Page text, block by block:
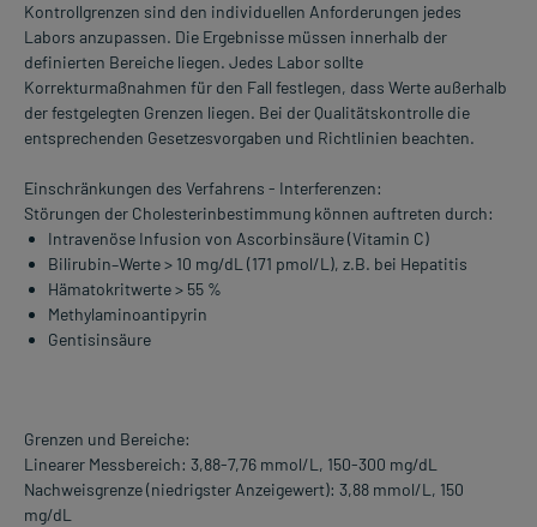
Kontrollgrenzen sind den individuellen Anforderungen jedes
Labors anzupassen. Die Ergebnisse müssen innerhalb der
definierten Bereiche liegen. Jedes Labor sollte
Korrekturmaßnahmen für den Fall festlegen, dass Werte außerhalb
der festgelegten Grenzen liegen. Bei der Qualitätskontrolle die
entsprechenden Gesetzesvorgaben und Richtlinien beachten.
Einschränkungen des Verfahrens - Interferenzen:
Störungen der Cholesterinbestimmung können auftreten durch:
Intravenöse Infusion von Ascorbinsäure (Vitamin C)
Bilirubin–Werte > 10 mg/dL (171 pmol/L), z.B. bei Hepatitis
Hämatokritwerte > 55 %
Methylaminoantipyrin
Gentisinsäure
Grenzen und Bereiche:
Linearer Messbereich: 3,88-7,76 mmol/L, 150-300 mg/dL
Nachweisgrenze (niedrigster Anzeigewert): 3,88 mmol/L, 150
mg/dL